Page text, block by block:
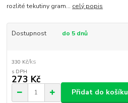
rozlité tekutiny gram... celý popis
Dostupnost do 5 dnů
330 Kč/ks
273 Kč
Přidat do košíku